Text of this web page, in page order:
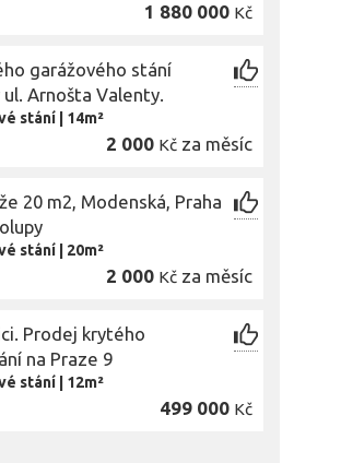
1 880 000 Kč
garážového stání
Arnošta Valenty.
stání 14m²
2 000 Kč za měsíc
20 m2, Modenská, Praha
stání 20m²
2 000 Kč za měsíc
Prodej krytého
na Praze 9
stání 12m²
499 000 Kč